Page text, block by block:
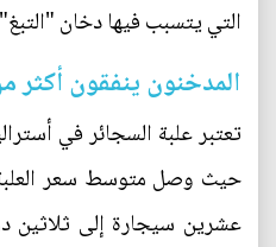
التي يتسبب فيها دخان
المدخنون ينفقون أكثر من 900 دولار
تعتبر علبة السجائر في
حيث وصل متوسط سعر
عشرين سيجارة إلى ثلاثين